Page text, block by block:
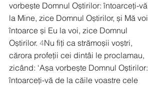
vorbește Domnul Oștirilor: întoarceți-vă
la Mine, zice Domnul Oștirilor, și Mă voi
întoarce și Eu la voi, zice Domnul
Oștirilor. 4Nu fiți ca strămoșii voștri,
cărora profeții cei dintâi le proclamau,
zicând: ‘Așa vorbește Domnul Oștirilor:
întoarceți-vă de la căile voastre cele